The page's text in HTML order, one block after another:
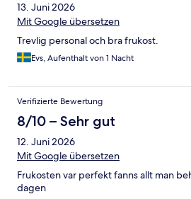
13. Juni 2026
Mit Google übersetzen
Trevlig personal och bra frukost.
Evs, Aufenthalt von 1 Nacht
Verifizierte Bewertung
8/10 – Sehr gut
12. Juni 2026
Mit Google übersetzen
Frukosten var perfekt fanns allt man
dagen